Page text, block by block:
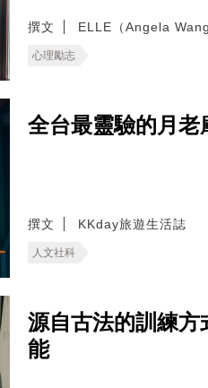
撰文 ELLE（Angela Wang
心理勵志
全台最靈驗的月老
撰文 KKday旅遊生活誌
人文社科
源自古法的訓練方
能